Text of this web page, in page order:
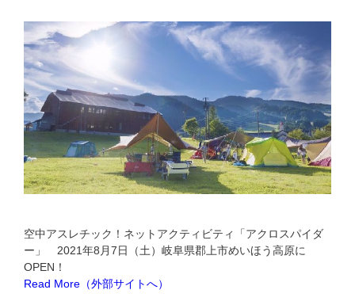
空中アスレチック！ネットアクティビティ「アクロスパイダ
ー」 2021年8月7日（土）岐阜県郡上市めいほう高原に
OPEN！
Read More（外部サイトへ）